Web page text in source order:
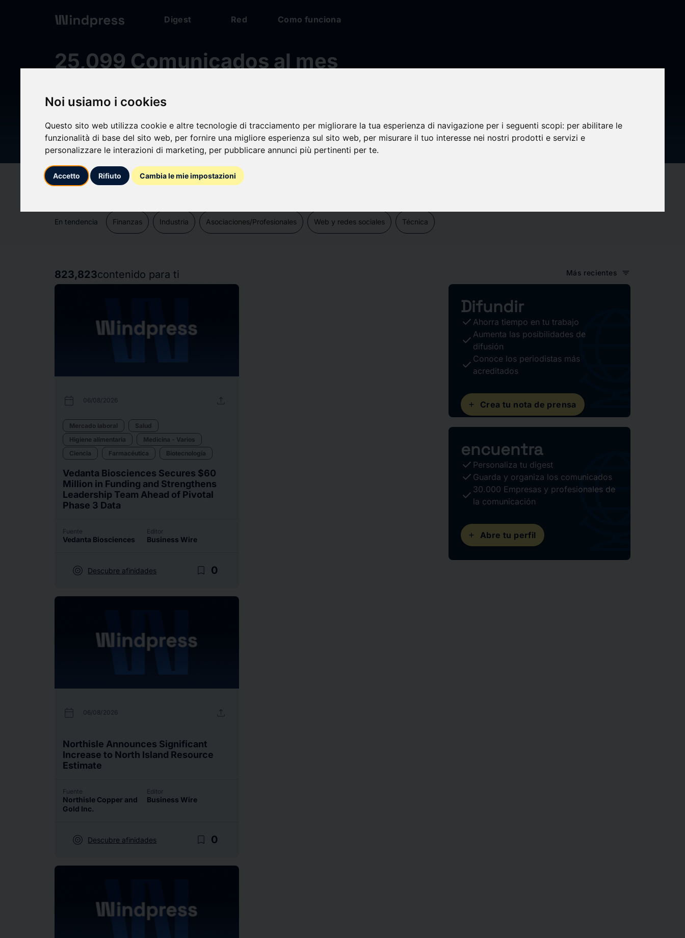
Noi usiamo i cookies
Questo sito web utilizza cookie e altre tecnologie di tracciamento per migliorare la tua esperienza di navigazione per i seguenti scopi: per abilitare le
funzionalità di base del sito web, per fornire una migliore esperienza sul sito web, per misurare il tuo interesse nei nostri prodotti e servizi e
personalizzare le interazioni di marketing, per pubblicare annunci più pertinenti per te.
Accetto Rifiuto Cambia le mie impostazioni
Digest Red Como funciona
25,099 Comunicados al mes
El punto de referencia para periodistas y responsables de prensa.
encuentra
En tendencia Finanzas Industria Asociaciones/Profesionales Web y redes sociales Técnica
823,823contenido para ti Más recientes filter_list
Difundir
check Ahorra tiempo en tu trabajo
check Aumenta las posibilidades de
difusión
check Conoce los periodistas más
acreditados
add Crea tu nota de prensa
encuentra
check Personaliza tu digest
check Guarda y organiza los comunicados
check 30.000 Empresas y profesionales de
la comunicación
add Abre tu perfil
calendar_today 06/08/2026 upload
Mercado laboral
Salud
Higiene alimentaria
Medicina - Varios
Ciencia
Farmacéutica Biotecnología
Vedanta Biosciences Secures $60
Million in Funding and Strengthens
Leadership Team Ahead of Pivotal
Phase 3 Data
Fuente
Vedanta Biosciences
Editor
Business Wire
target Descubre afinidades bookmark_border 0
calendar_today 06/08/2026 upload
Northisle Announces Significant
Increase to North Island Resource
Estimate
Fuente
Northisle Copper and
Gold Inc.
Editor
Business Wire
target Descubre afinidades bookmark_border 0